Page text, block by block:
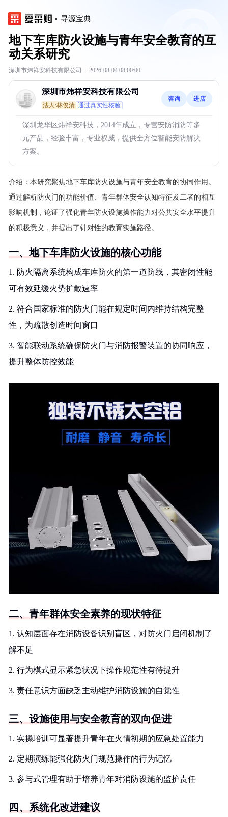
寻源宝典
地下车库防火设施与青年安全教育的互
动关系研究
深圳市炜祥安科技有限公司 · 2026-08-04 08:00:00
深圳市炜祥安科技有限公司
法人:林俊清 通过真实性核验
咨询 进店
深圳龙华区炜祥安科技，2014年成立，专营安防消防等多
元产品，经验丰富，专业权威，提供全方位智能安防解决
方案。
介绍： 本研究聚焦地下车库防火设施与青年安全教育的协同作用。
通过解析防火门的功能价值、青年群体安全认知特征及二者的相互
影响机制，论证了强化青年防火设施操作能力对公共安全水平提升
的积极意义，并提出了针对性的教育实施路径。
一、地下车库防火设施的核心功能
1. 防火隔离系统构成车库防火的第一道防线，其密闭性能
可有效延缓火势扩散速率
2. 符合国家标准的防火门能在规定时间内维持结构完整
性，为疏散创造时间窗口
3. 智能联动系统确保防火门与消防报警装置的协同响应，
提升整体防控效能
二、青年群体安全素养的现状特征
1. 认知层面存在消防设备识别盲区，对防火门启闭机制了
解不足
2. 行为模式显示紧急状况下操作规范性有待提升
3. 责任意识方面缺乏主动维护消防设施的自觉性
三、设施使用与安全教育的双向促进
1. 实操培训可显著提升青年在火情初期的应急处置能力
2. 定期演练能强化防火门规范操作的行为记忆
3. 参与式管理有助于培养青年对消防设施的监护责任
四、系统化改进建议